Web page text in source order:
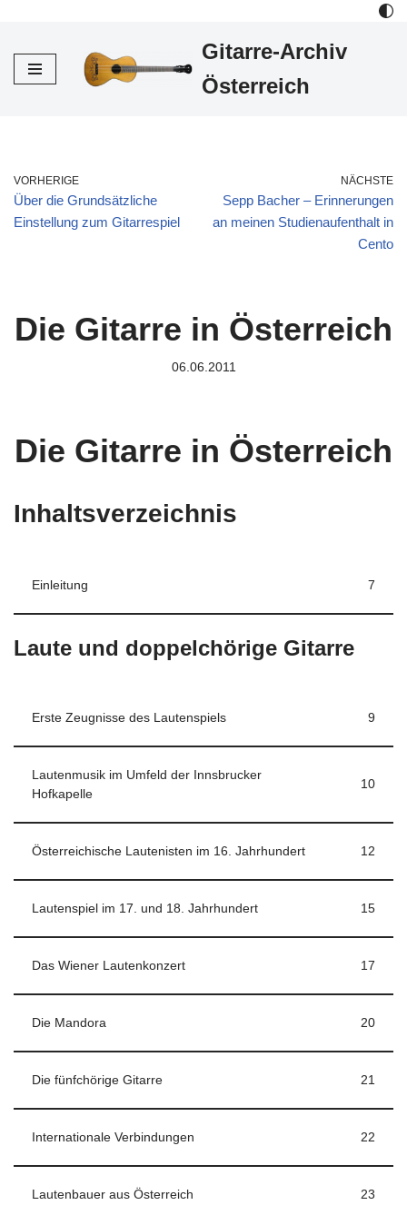
Inhalt
Gitarre-Archiv
Österreich
VORHERIGE
Über die Grundsätzliche
Einstellung zum Gitarrespiel
NÄCHSTE
Sepp Bacher – Erinnerungen
an meinen Studienaufenthalt in
Cento
Die Gitarre in Österreich
06.06.2011
Die Gitarre in Österreich
Inhaltsverzeichnis
Einleitung 7
Laute und doppelchörige Gitarre
Erste Zeugnisse des Lautenspiels 9
Lautenmusik im Umfeld der Innsbrucker
Hofkapelle
10
Österreichische Lautenisten im 16. Jahrhundert 12
Lautenspiel im 17. und 18. Jahrhundert 15
Das Wiener Lautenkonzert 17
Die Mandora 20
Die fünfchörige Gitarre 21
Internationale Verbindungen 22
Lautenbauer aus Österreich 23